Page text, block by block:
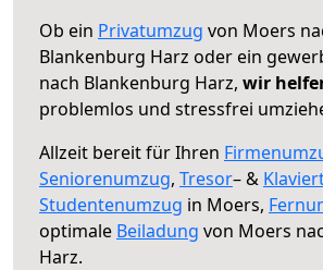
Ob ein Privatumzug von Moers
Blankenburg Harz oder ein
nach Blankenburg Harz, wir
problemlos und stressfrei
Allzeit bereit für Ihren
Seniorenumzug, Tresor– &
Studentenumzug in Moers,
optimale Beiladung von Moers
Harz.